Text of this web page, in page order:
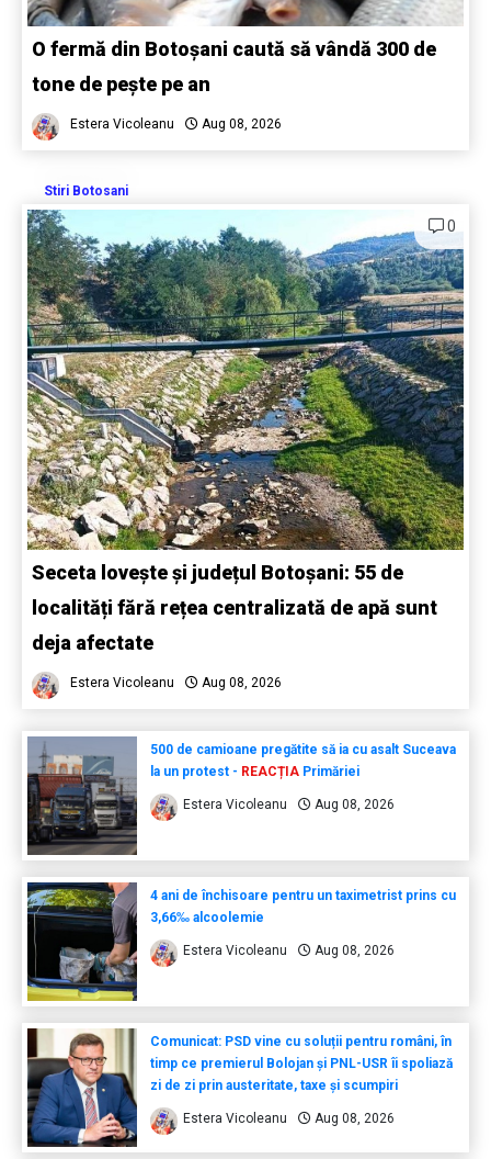
O fermă din Botoșani caută să vândă 300 de
tone de pește pe an
Estera Vicoleanu Aug 08, 2026
Stiri Botosani
0
Seceta lovește și județul Botoșani: 55 de
localități fără rețea centralizată de apă sunt
deja afectate
Estera Vicoleanu Aug 08, 2026
500 de camioane pregătite să ia cu asalt Suceava
la un protest - REACȚIAPrimăriei
Estera Vicoleanu Aug 08, 2026
4 ani de închisoare pentru un taximetrist prins cu
3,66‰ alcoolemie
Estera Vicoleanu Aug 08, 2026
Comunicat: PSD vine cu soluții pentru români, în
timp ce premierul Bolojan și PNL-USR îi spoliază
zi de zi prin austeritate, taxe și scumpiri
Estera Vicoleanu Aug 08, 2026